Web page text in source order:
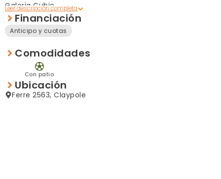
Galeria Cubierta .
Cochera.
Fondo Libre.
Libre de gastos parte vendedora.
Financiación
Anticipo y cuotas
Comodidades
Con patio
Ubicación
Ferre 2563, Claypole